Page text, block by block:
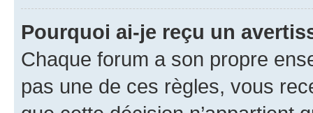
Pourquoi ai-je reçu un
Chaque forum a son propre
pas une de ces règles, vous